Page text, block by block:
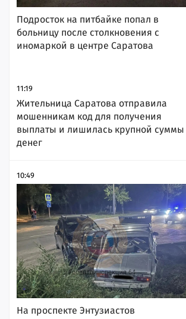
Подросток на питбайке попал в
больницу после столкновения с
иномаркой в центре Саратова
11:19
Жительница Саратова отправила
мошенникам код для получения
выплаты и лишилась крупной суммы
денег
10:49
На проспекте Энтузиастов